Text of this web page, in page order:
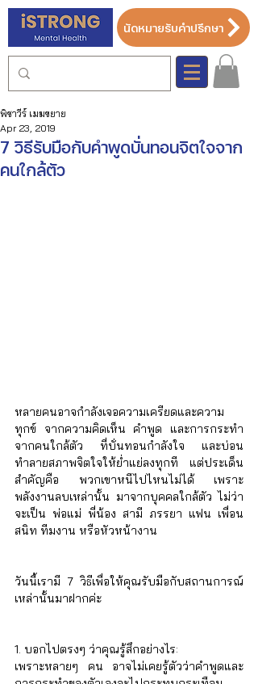
นัดหมายรับคำปรึกษา
7 วิธีรับมือกับคำพูดบั่นทอนจิตใจจาก
คนใกล้ตัว
พิชาวีร์ เมฆขยาย
Apr 23, 2019
หลายคนอาจกำลังเจอความเครียดและความ
ทุกข์ จากความคิดเห็น คำพูด และการกระทำ
จากคนใกล้ตัว ที่บั่นทอนกำลังใจ และบ่อน
ทำลายสภาพจิตใจให้ย่ำแย่ลงทุกที  แต่ประเด็น
สำคัญคือ พวกเขาหนีไปไหนไม่ได้ เพราะ
พลังงานลบเหล่านั้น มาจากบุคคลใกล้ตัว ไม่ว่า
จะเป็น พ่อแม่ พี่น้อง สามี ภรรยา แฟน เพื่อน
สนิท ทีมงาน หรือหัวหน้างาน
วันนี้เรามี 7 วิธีเพื่อให้คุณรับมือกับสถานการณ์
เหล่านั้นมาฝากค่ะ
1. บอกไปตรงๆ ว่าคุณรู้สึกอย่างไร:
เพราะหลายๆ คน อาจไม่เคยรู้ตัวว่าคำพูดและ